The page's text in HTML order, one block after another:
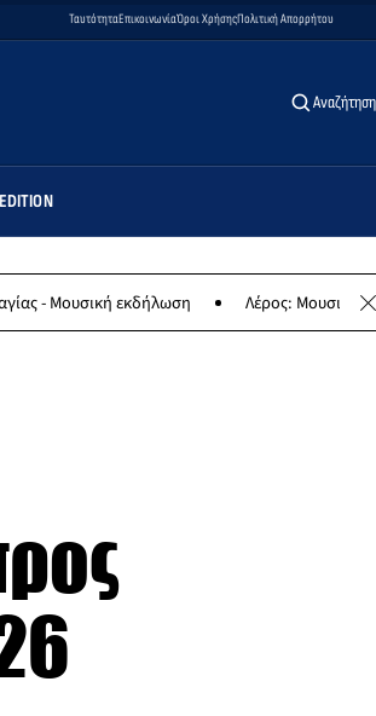
ΤαυτότηταΕπικοινωνίαΌροι ΧρήσηςΠολιτική Απορρήτου
Αναζήτηση
εκδήλωση Λέρος: Μουσική συναυλία των